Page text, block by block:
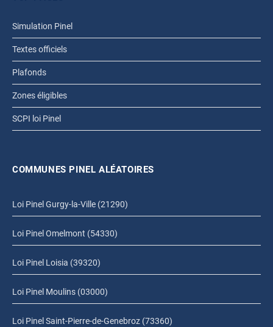
Simulation Pinel
Textes officiels
Plafonds
Zones éligibles
SCPI loi Pinel
COMMUNES PINEL ALÉATOIRES
Loi Pinel Gurgy-la-Ville (21290)
Loi Pinel Omelmont (54330)
Loi Pinel Loisia (39320)
Loi Pinel Moulins (03000)
Loi Pinel Saint-Pierre-de-Genebroz (73360)